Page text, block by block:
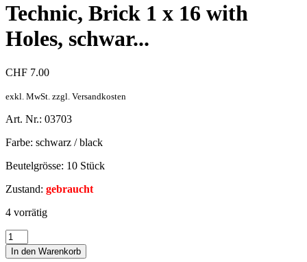
Technic, Brick 1 x 16 with
Holes, schwar...
CHF 7.00
exkl. MwSt. zzgl. Versandkosten
Art. Nr.: 03703
Farbe: schwarz / black
Beutelgrösse: 10 Stück
Zustand: gebraucht
4 vorrätig
In den Warenkorb